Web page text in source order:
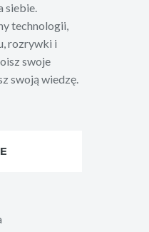
siebie.
technologii,
rozrywki i
swoje
swoją wiedzę.